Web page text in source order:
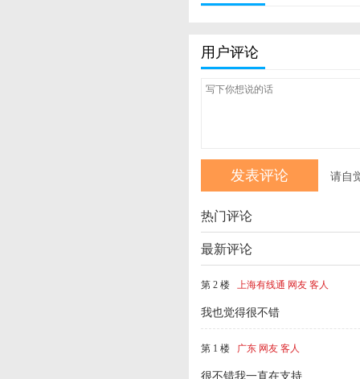
用户评论
请自
热门评论
最新评论
第 2 楼 上海有线通 网友 客人
我也觉得很不错
第 1 楼 广东 网友 客人
很不错我一直在支持